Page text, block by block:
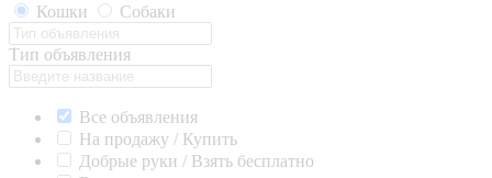
Кошки
Собаки
Тип объявления
Все объявления
На продажу / Купить
Добрые руки / Взять бесплатно